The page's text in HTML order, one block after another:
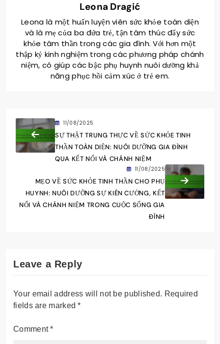
Leona Dragić
Leona là một huấn luyện viên sức khỏe toàn diện
và là mẹ của ba đứa trẻ, tận tâm thúc đẩy sức
khỏe tâm thần trong các gia đình. Với hơn một
thập kỷ kinh nghiệm trong các phương pháp chánh
niệm, cô giúp các bậc phụ huynh nuôi dưỡng khả
năng phục hồi cảm xúc ở trẻ em.
11/08/2025
SỰ THẬT TRUNG THỰC VỀ SỨC KHỎE TINH
THẦN TOÀN DIỆN: NUÔI DƯỠNG GIA ĐÌNH
QUA KẾT NỐI VÀ CHÁNH NIỆM
11/08/2025
MẸO VỀ SỨC KHỎE TINH THẦN CHO PHỤ
HUYNH: NUÔI DƯỠNG SỰ KIÊN CƯỜNG, KẾT
NỐI VÀ CHÁNH NIỆM TRONG CUỘC SỐNG GIA
ĐÌNH
Leave a Reply
Your email address will not be published. Required
fields are marked*
Comment*